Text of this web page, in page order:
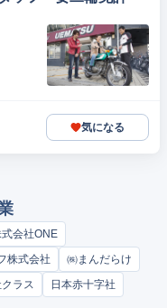
気になる
会社ONE
株式会社
㈱まんだらけ
ラス 日本赤十字社